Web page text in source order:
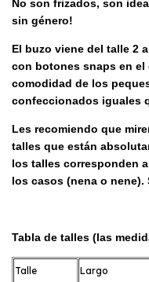
No son frizados, son
sin género!
El buzo viene del talle 2
con botones snaps en el
comodidad de los
confeccionados iguales
Les recomiendo que
talles que están
los talles corresponden
los casos (nena o
Tabla de talles (las
Talle Largo